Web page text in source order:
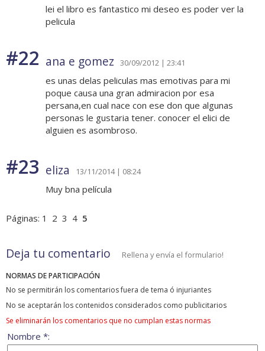
lei el libro es fantastico mi deseo es poder ver la
pelicula
#22 ana e gomez 30/09/2012 | 23:41
es unas delas peliculas mas emotivas para mi
poque causa una gran admiracion por esa
persana,en cual nace con ese don que algunas
personas le gustaria tener. conocer el elici de
alguien es asombroso.
#23 eliza 13/11/2014 | 08:24
Muy bna película
Páginas: 1 2 3 4 5
Deja tu comentario Rellena y envía el formulario!
NORMAS DE PARTICIPACIÓN
No se permitirán los comentarios fuera de tema ó injuriantes
No se aceptarán los contenidos considerados como publicitarios
Se eliminarán los comentarios que no cumplan estas normas
Nombre *: